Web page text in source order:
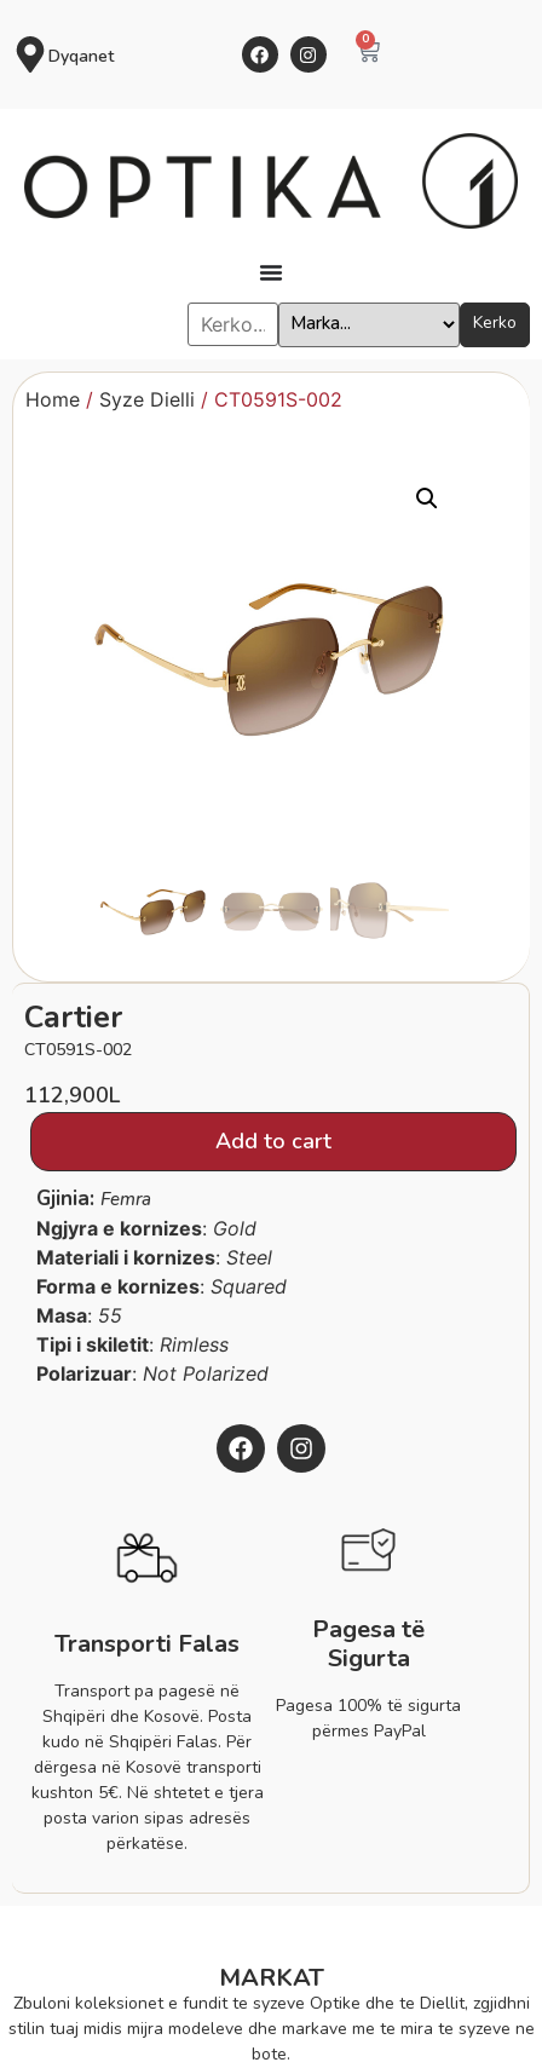
Dyqanet
0
Kerko
Home / Syze Dielli / CT0591S-002
Cartier
CT0591S-002
112,900L
Add to cart
Gjinia: Femra
Ngjyra e kornizes: Gold
Materiali i kornizes: Steel
Forma e kornizes: Squared
Masa: 55
Tipi i skiletit: Rimless
Polarizuar: Not Polarized
Transporti Falas
Transport pa pagesë në
Shqipëri dhe Kosovë. Posta
kudo në Shqipëri Falas. Për
dërgesa në Kosovë transporti
kushton 5€. Në shtetet e tjera
posta varion sipas adresës
përkatëse.
Pagesa të
Sigurta
Pagesa 100% të sigurta
përmes PayPal
MARKAT
Zbuloni koleksionet e fundit te syzeve Optike dhe te Diellit, zgjidhni
stilin tuaj midis mijra modeleve dhe markave me te mira te syzeve ne
bote.